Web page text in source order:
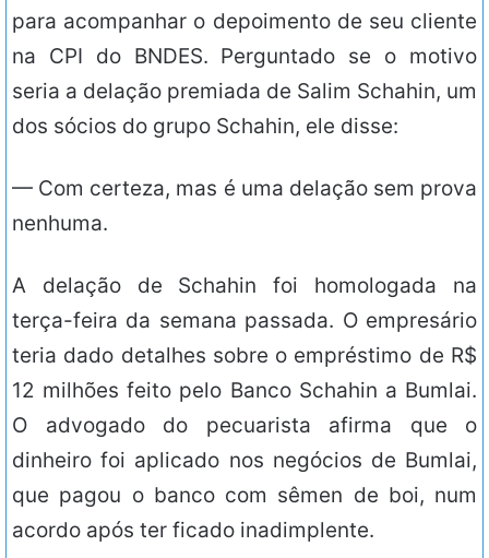
para acompanhar o depoimento de seu cliente
na CPI do BNDES. Perguntado se o motivo
seria a delação premiada de Salim Schahin, um
dos sócios do grupo Schahin, ele disse:
— Com certeza, mas é uma delação sem prova
nenhuma.
A delação de Schahin foi homologada na
terça-feira da semana passada. O empresário
teria dado detalhes sobre o empréstimo de R$
12 milhões feito pelo Banco Schahin a Bumlai.
O advogado do pecuarista afirma que o
dinheiro foi aplicado nos negócios de Bumlai,
que pagou o banco com sêmen de boi, num
acordo após ter ficado inadimplente.